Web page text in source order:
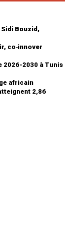
Sidi Bouzid,
co‑innover
2026-2030 à Tunis
africain
2,86